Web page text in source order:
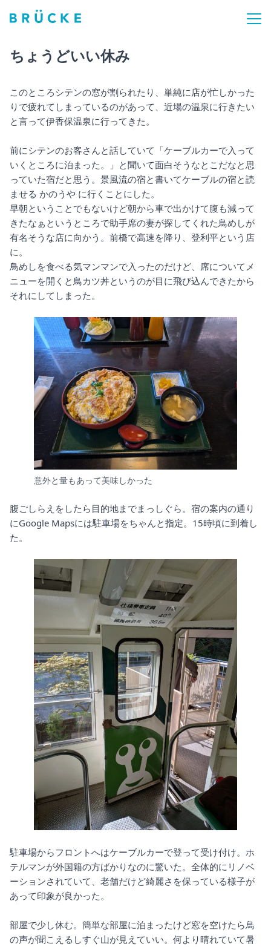
ちょうどいい休み
このところシテンの窓が割られたり、単純に店が忙しかった
りで疲れてしまっているのがあって、近場の温泉に行きたい
と言って伊香保温泉に行ってきた。
前にシテンのお客さんと話していて「ケーブルカーで入って
いくところに泊まった。」と聞いて面白そうなとこだなと思
っていた宿だと思う。景風流の宿と書いてケーブルの宿と読
ませる かのうや に行くことにした。
早朝ということでもないけど朝から車で出かけて腹も減って
きたなぁというところで助手席の妻が探してくれた鳥めしが
有名そうな店に向かう。前橋で高速を降り、登利平という店
に。
鳥めしを食べる気マンマンで入ったのだけど、席についてメ
ニューを開くと鳥カツ丼というのが目に飛び込んできたから
それにしてしまった。
意外と量もあって美味しかった
腹ごしらえをしたら目的地までまっしぐら。宿の案内の通り
にGoogle Mapsには駐車場をちゃんと指定。15時頃に到着し
た。
駐車場からフロントへはケーブルカーで登って受け付け。ホ
テルマンが外国籍の方ばかりなのに驚いた。全体的にリノベ
ーションされていて、老舗だけど綺麗さを保っている様子が
あって印象が良かった。
部屋で少し休む。簡単な部屋に泊まったけど窓を空けたら鳥
の声が聞こえるしすぐ山が見えていい。何より晴れていて暑